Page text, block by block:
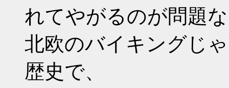
れてやがるのが問題
北欧のバイキングじ
歴史で、